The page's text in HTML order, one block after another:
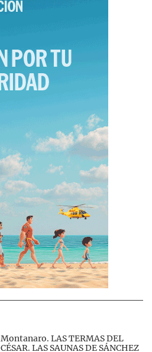
Montanaro. LAS TERMAS DEL
CÉSAR. LAS SAUNAS DE SÁNCHEZ